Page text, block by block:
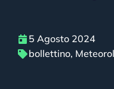
5 Agosto 2024
bollettino,